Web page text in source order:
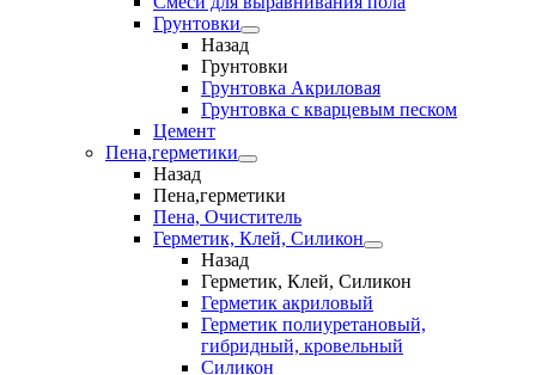
Грунтовки
Назад
Грунтовки
Грунтовка Акриловая
Грунтовка с кварцевым песком
Цемент
Пена,герметики
Назад
Пена,герметики
Пена, Очиститель
Герметик, Клей, Силикон
Назад
Герметик, Клей, Силикон
Герметик акриловый
Герметик полиуретановый,
гибридный, кровельный
Силикон